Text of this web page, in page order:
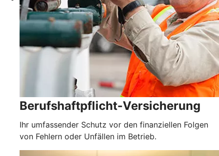
Berufshaftpflicht-Versicherung
Ihr umfassender Schutz vor den finanziellen Folgen
von Fehlern oder Unfällen im Betrieb.